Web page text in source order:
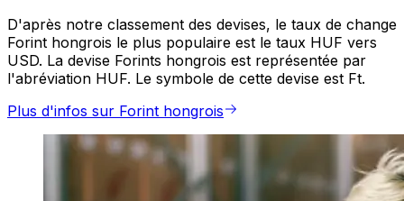
D'après notre classement des devises, le taux de change
Forint hongrois le plus populaire est le taux HUF vers
USD. La devise Forints hongrois est représentée par
l'abréviation HUF. Le symbole de cette devise est Ft.
Plus d'infos sur Forint hongrois